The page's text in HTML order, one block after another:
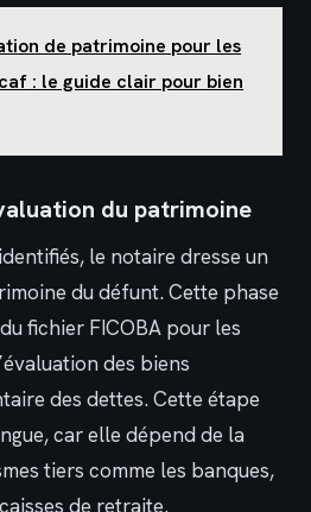
de patrimoine pour les
: le guide clair pour bien
du patrimoine
le notaire dresse un
du défunt. Cette phase
fichier FICOBA pour les
des biens
des dettes. Cette étape
car elle dépend de la
tiers comme les banques,
de retraite.